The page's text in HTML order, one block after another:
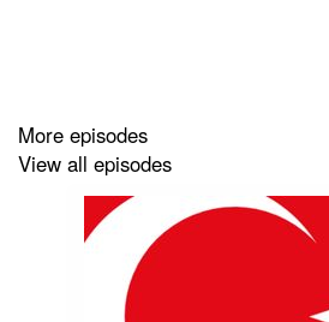
More episodes
View all episodes